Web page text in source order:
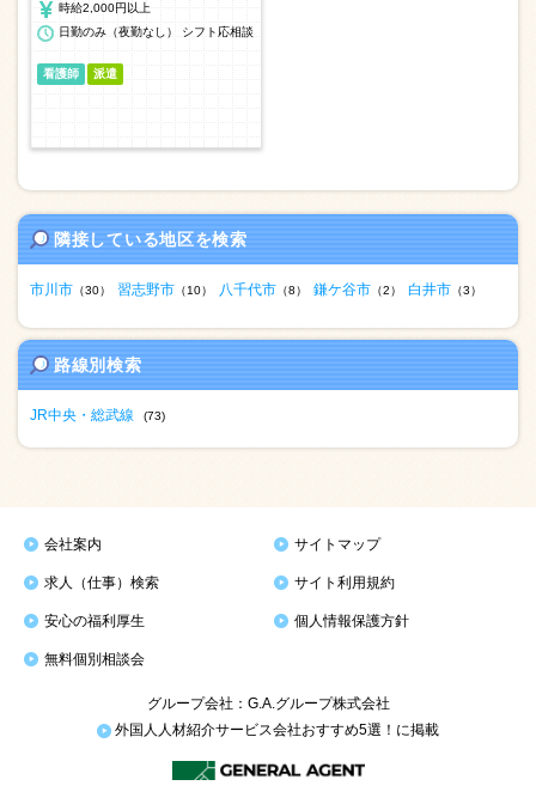
時給2,000円以上
日勤のみ（夜勤なし） シフト応相談
看護師 派遣
隣接している地区を検索
市川市 （30） 習志野市 （10） 八千代市 （8） 鎌ケ谷市 （2） 白井市 （3）
路線別検索
JR中央・総武線 (73)
会社案内 サイトマップ
求人（仕事）検索 サイト利用規約
安心の福利厚生 個人情報保護方針
無料個別相談会
グループ会社：G.A.グループ株式会社
外国人人材紹介サービス会社おすすめ5選！に掲載